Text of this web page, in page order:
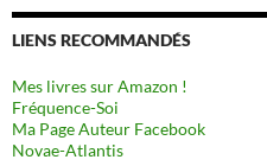
LIENS RECOMMANDÉS
Mes livres sur Amazon !
Fréquence-Soi
Ma Page Auteur Facebook
Novae-Atlantis